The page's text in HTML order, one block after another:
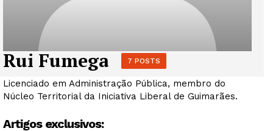
Rui Fumega 7 POSTS
Licenciado em Administração Pública, membro do
Núcleo Territorial da Iniciativa Liberal de Guimarães.
Artigos exclusivos: